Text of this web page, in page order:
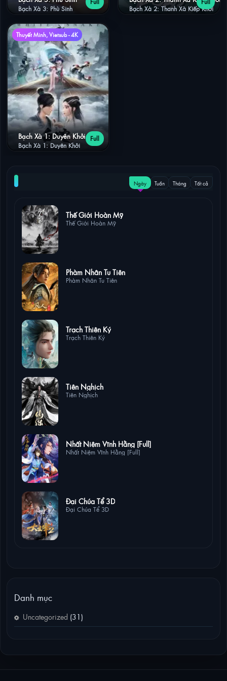
Bạch Xà 3: Phù Sinh Bạch Xà 2: Thanh Xà Kiếp Khởi
Thuyết Minh, Vietsub - 4K
Full
Bạch Xà 1: Duyên Khởi
Bạch Xà 1: Duyên Khởi
NỔI BẬT Ngày Tuần Tháng Tất cả
Thế Giới Hoàn Mỹ
Thế Giới Hoàn Mỹ
Phàm Nhân Tu Tiên
Phàm Nhân Tu Tiên
Trạch Thiên Ký
Trạch Thiên Ký
Tiên Nghịch
Tiên Nghịch
Nhất Niệm Vĩnh Hằng [Full]
Nhất Niệm Vĩnh Hằng [Full]
Đại Chúa Tể 3D
Đại Chúa Tể 3D
Danh mục
Uncategorized (31)